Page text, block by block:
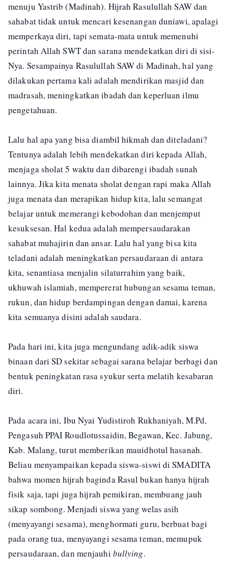
menuju Yastrib (Madinah). Hijrah Rasulullah SAW dan
sahabat tidak untuk mencari kesenangan duniawi, apalagi
memperkaya diri, tapi semata-mata untuk memenuhi
perintah Allah SWT dan sarana mendekatkan diri di sisi-
Nya. Sesampainya Rasulullah SAW di Madinah, hal yang
dilakukan pertama kali adalah mendirikan masjid dan
madrasah, meningkatkan ibadah dan keperluan ilmu
pengetahuan.
Lalu hal apa yang bisa diambil hikmah dan diteladani?
Tentunya adalah lebih mendekatkan diri kepada Allah,
menjaga sholat 5 waktu dan dibarengi ibadah sunah
lainnya. Jika kita menata sholat dengan rapi maka Allah
juga menata dan merapikan hidup kita, lalu semangat
belajar untuk memerangi kebodohan dan menjemput
kesuksesan. Hal kedua adalah mempersaudarakan
sahabat muhajirin dan ansar. Lalu hal yang bisa kita
teladani adalah meningkatkan persaudaraan di antara
kita, senantiasa menjalin silaturrahim yang baik,
ukhuwah islamiah, mempererat hubungan sesama teman,
rukun, dan hidup berdampingan dengan damai, karena
kita semuanya disini adalah saudara.
Pada hari ini, kita juga mengundang adik-adik siswa
binaan dari SD sekitar sebagai sarana belajar berbagi dan
bentuk peningkatan rasa syukur serta melatih kesabaran
diri.
Pada acara ini, Ibu Nyai Yudistiroh Rukhaniyah, M.Pd,
Pengasuh PPAI Roudlotussaidin, Begawan, Kec. Jabung,
Kab. Malang, turut memberikan mauidhotul hasanah.
Beliau menyampaikan kepada siswa-siswi di SMADITA
bahwa momen hijrah baginda Rasul bukan hanya hijrah
fisik saja, tapi juga hijrah pemikiran, membuang jauh
sikap sombong. Menjadi siswa yang welas asih
(menyayangi sesama), menghormati guru, berbuat bagi
pada orang tua, menyayangi sesama teman, memupuk
persaudaraan, dan menjauhi bullying.